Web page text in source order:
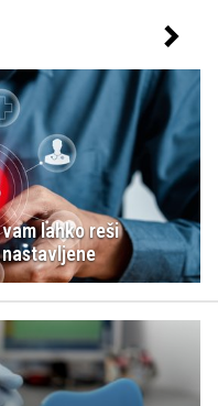
lahko reši